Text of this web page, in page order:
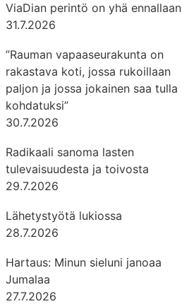
ViaDian perintö on yhä ennallaan
31.7.2026
”Rauman vapaaseurakunta on
rakastava koti, jossa rukoillaan
paljon ja jossa jokainen saa tulla
kohdatuksi”
30.7.2026
Radikaali sanoma lasten
tulevaisuudesta ja toivosta
29.7.2026
Lähetystyötä lukiossa
28.7.2026
Hartaus: Minun sieluni janoaa
Jumalaa
27.7.2026